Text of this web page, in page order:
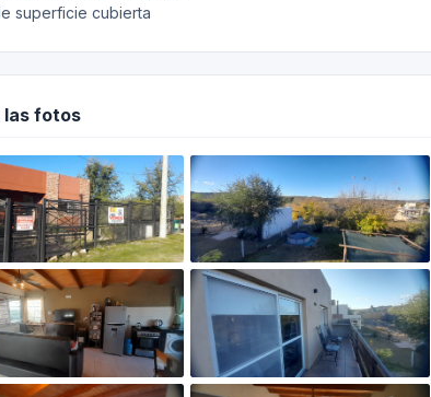
superficie cubierta
las fotos